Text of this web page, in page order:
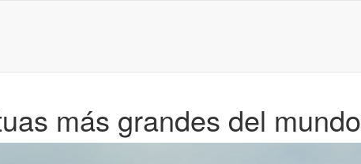
más grandes del mundo